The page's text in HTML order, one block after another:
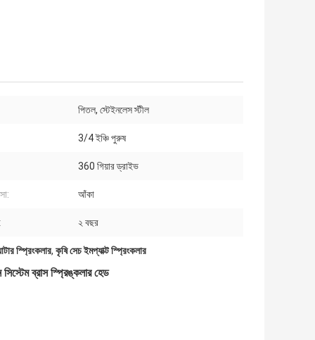
পিতল, স্টেইনলেস স্টীল
3/4 ইঞ্চি পুরুষ
360 গিয়ার ড্রাইভ
আঁকা
২ বছর
স্প্রিংকলার, কৃষি সেচ ইমপ্যাক্ট স্প্রিংকলার
ব্রাস স্প্রিঙ্কলার হেড